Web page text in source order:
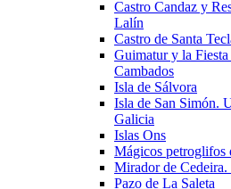
Castro Candaz y
Lalín
Castro de Santa
Guimatur y la
Cambados
Isla de Sálvora
Isla de San Simón.
Galicia
Islas Ons
Mágicos petroglifos
Mirador de Cedeira.
Pazo de La Saleta